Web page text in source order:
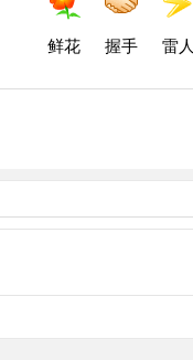
鲜花 握手 雷